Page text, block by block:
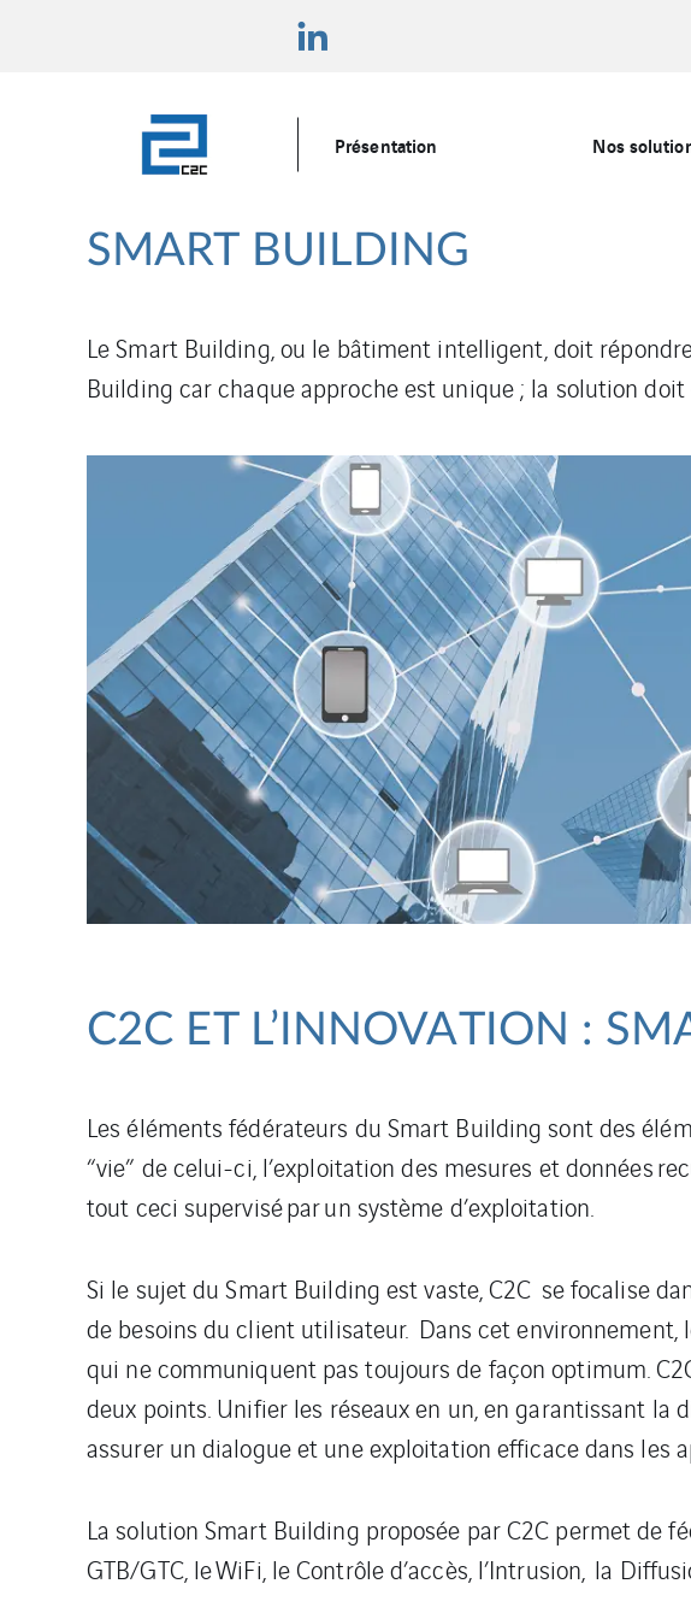
Présentation Nos
SMART BUILDING
Le Smart Building, ou le bâtiment intelligent, doit
Building car chaque approche est unique ; la solution
C2C ET L’INNOVATION :
Les éléments fédérateurs du Smart Building sont des
“vie” de celui-ci, l’exploitation des mesures et données
tout ceci supervisépar un système d’exploitation.
Si le sujet du Smart Building est vaste, C2C se focalise
de besoins du client utilisateur. Dans cet
qui ne communiquent pas toujours de façon optimum.
deux points. Unifier les réseaux en un, en garantissant la
assurer un dialogue et une exploitation efficace dans les
La solution Smart Building proposée par C2C permet de
GTB/GTC, leWiFi, le Contrôle d’accès, l’Intrusion, la